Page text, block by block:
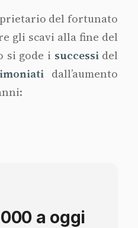
del fortunato
gli scavi alla fine del
si gode i successidel
dall’aumento
a oggi